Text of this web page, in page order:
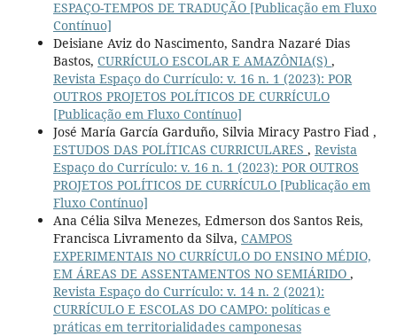
ESPAÇO-TEMPOS DE TRADUÇÃO [Publicação em Fluxo
Contínuo]
Deisiane Aviz do Nascimento, Sandra Nazaré Dias
Bastos, CURRÍCULO ESCOLAR E AMAZÔNIA(S) ,
Revista Espaço do Currículo: v. 16 n. 1 (2023): POR
OUTROS PROJETOS POLÍTICOS DE CURRÍCULO
[Publicação em Fluxo Contínuo]
José María García Garduño, Silvia Miracy Pastro Fiad ,
ESTUDOS DAS POLÍTICAS CURRICULARES , Revista
Espaço do Currículo: v. 16 n. 1 (2023): POR OUTROS
PROJETOS POLÍTICOS DE CURRÍCULO [Publicação em
Fluxo Contínuo]
Ana Célia Silva Menezes, Edmerson dos Santos Reis,
Francisca Livramento da Silva, CAMPOS
EXPERIMENTAIS NO CURRÍCULO DO ENSINO MÉDIO,
EM ÁREAS DE ASSENTAMENTOS NO SEMIÁRIDO ,
Revista Espaço do Currículo: v. 14 n. 2 (2021):
CURRÍCULO E ESCOLAS DO CAMPO: políticas e
práticas em territorialidades camponesas